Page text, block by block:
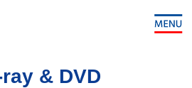
& DVD